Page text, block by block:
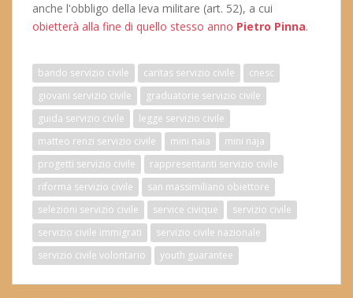
anche l'obbligo della leva militare (art. 52), a cui
obietterà alla fine di quello stesso anno Pietro Pinna.
bando servizio civile caritas servizio civile
cnesc
giovani servizio civile
graduatorie servizio civile
guida servizio civile
legge servizio civile
matteo renzi servizio civile
mini naia
mini naja
progetti servizio civile
rappresentanti servizio civile
riforma servizio civile
san massimiliano obiettore
selezioni servizio civile
service civique
servizio civile
servizio civile immigrati
servizio civile nazionale
servizio civile volontario
youth guarantee